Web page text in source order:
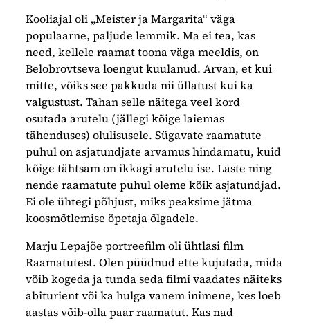
Kooliajal oli „Meister ja Margarita“ väga
populaarne, paljude lemmik. Ma ei tea, kas
need, kellele raamat toona väga meeldis, on
Belobrovtseva loengut kuulanud. Arvan, et kui
mitte, võiks see pakkuda nii üllatust kui ka
valgustust. Tahan selle näitega veel kord
osutada arutelu (jällegi kõige laiemas
tähenduses) olulisusele. Sügavate raamatute
puhul on asjatundjate arvamus hindamatu, kuid
kõige tähtsam on ikkagi arutelu ise. Laste ning
nende raamatute puhul oleme kõik asjatundjad.
Ei ole ühtegi põhjust, miks peaksime jätma
koosmõtlemise õpetaja õlgadele.
Marju Lepajõe portreefilm oli ühtlasi film
Raamatutest. Olen püüdnud ette kujutada, mida
võib kogeda ja tunda seda filmi vaadates näiteks
abiturient või ka hulga vanem inimene, kes loeb
aastas võib-olla paar raamatut. Kas nad